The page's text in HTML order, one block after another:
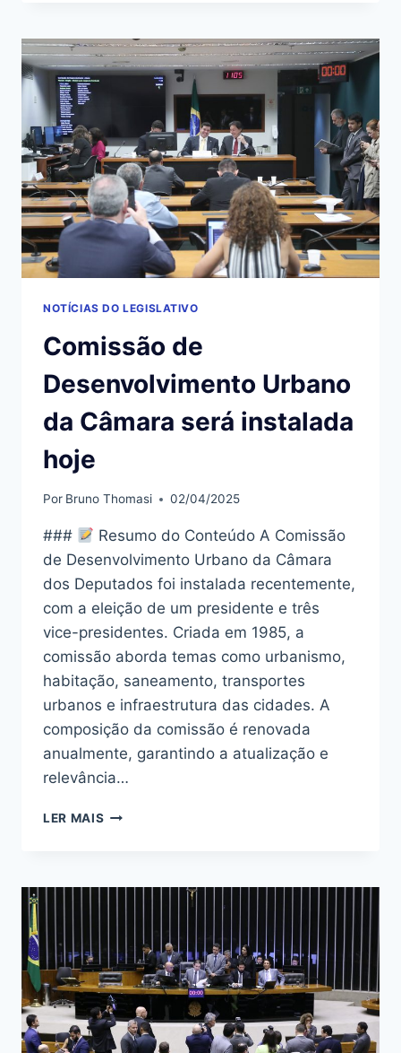
LUZ
E
ÁGUA
HOSPITAIS
E
LABORATÓRIOS
NOTÍCIAS DO LEGISLATIVO
Comissão de
Desenvolvimento Urbano
da Câmara será instalada
hoje
Por Bruno Thomasi 02/04/2025
###
Resumo do Conteúdo A Comissão
de Desenvolvimento Urbano da Câmara
dos Deputados foi instalada recentemente,
com a eleição de um presidente e três
vice-presidentes. Criada em 1985, a
comissão aborda temas como urbanismo,
habitação, saneamento, transportes
urbanos e infraestrutura das cidades. A
composição da comissão é renovada
anualmente, garantindo a atualização e
relevância…
LER MAIS COMISSÃO
DA
INSTALADA
HOJE